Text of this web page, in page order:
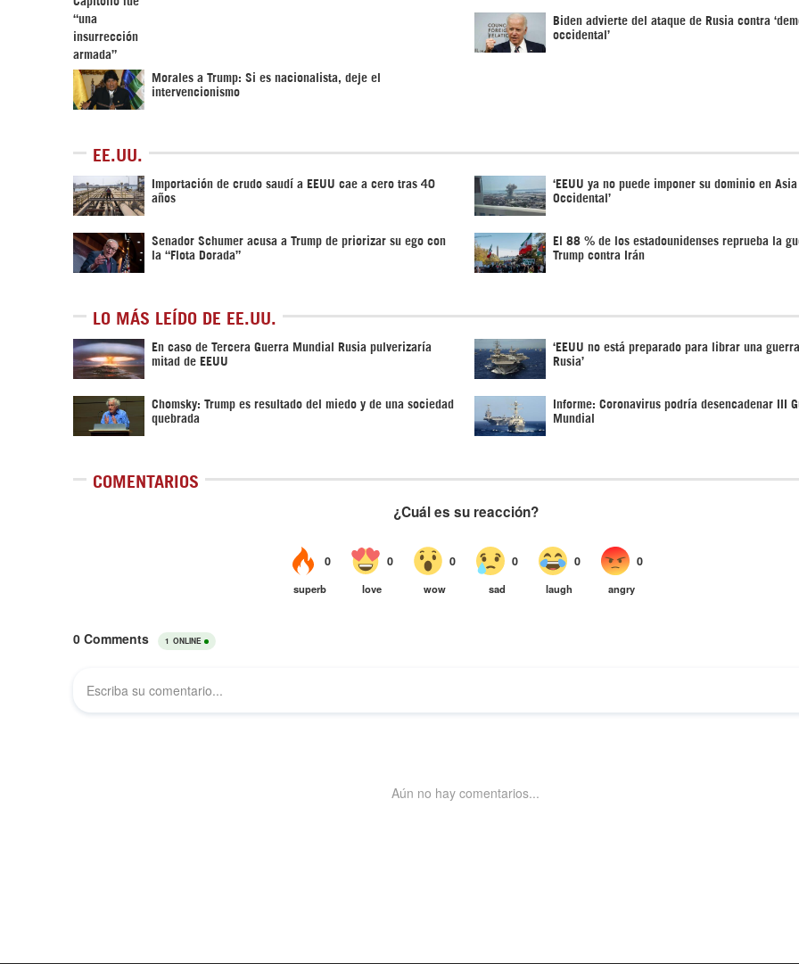
Biden advierte del ataque de Rusia contra
occidental’
Morales a Trump: Si es nacionalista, deje el
intervencionismo
EE.UU.
Importación de crudo saudí a EEUU cae a cero tras 40
años
‘EEUU ya no puede imponer su dominio en Asia
Occidental’
Senador Schumer acusa a Trump de priorizar su ego con
la “Flota Dorada”
El 88 % de los estadounidenses reprueba la
Trump contra Irán
LO MÁS LEÍDO DE EE.UU.
En caso de Tercera Guerra Mundial Rusia pulverizaría
mitad de EEUU
‘EEUU no está preparado para librar una
Rusia’
Chomsky: Trump es resultado del miedo y de una sociedad
quebrada
Informe: Coronavirus podría desencadenar III
Mundial
COMENTARIOS